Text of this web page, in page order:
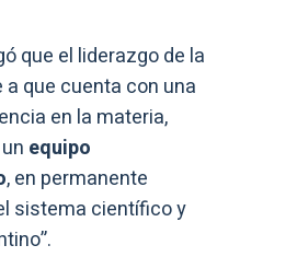
que el liderazgo de la
que cuenta con una
en la materia,
equipo
, en permanente
sistema científico y